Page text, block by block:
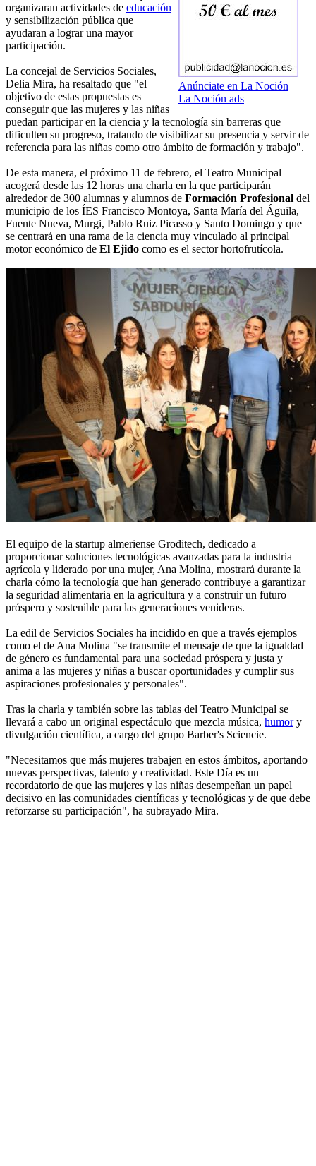
Anúnciate en La Noción
La Noción ads
organizaran actividades de educación
y sensibilización pública que
ayudaran a lograr una mayor
participación.
La concejal de Servicios Sociales,
Delia Mira, ha resaltado que "el
objetivo de estas propuestas es
conseguir que las mujeres y las niñas
puedan participar en la ciencia y la tecnología sin barreras que
dificulten su progreso, tratando de visibilizar su presencia y servir de
referencia para las niñas como otro ámbito de formación y trabajo".
De esta manera, el próximo 11 de febrero, el Teatro Municipal
acogerá desde las 12 horas una charla en la que participarán
alrededor de 300 alumnas y alumnos de Formación Profesional del
municipio de los ÍES Francisco Montoya, Santa María del Águila,
Fuente Nueva, Murgi, Pablo Ruiz Picasso y Santo Domingo y que
se centrará en una rama de la ciencia muy vinculado al principal
motor económico de El Ejido como es el sector hortofrutícola.
El equipo de la startup almeriense Groditech, dedicado a
proporcionar soluciones tecnológicas avanzadas para la industria
agrícola y liderado por una mujer, Ana Molina, mostrará durante la
charla cómo la tecnología que han generado contribuye a garantizar
la seguridad alimentaria en la agricultura y a construir un futuro
próspero y sostenible para las generaciones venideras.
La edil de Servicios Sociales ha incidido en que a través ejemplos
como el de Ana Molina "se transmite el mensaje de que la igualdad
de género es fundamental para una sociedad próspera y justa y
anima a las mujeres y niñas a buscar oportunidades y cumplir sus
aspiraciones profesionales y personales".
Tras la charla y también sobre las tablas del Teatro Municipal se
llevará a cabo un original espectáculo que mezcla música, humory
divulgación científica, a cargo del grupo Barber's Sciencie.
"Necesitamos que más mujeres trabajen en estos ámbitos, aportando
nuevas perspectivas, talento y creatividad. Este Día es un
recordatorio de que las mujeres y las niñas desempeñan un papel
decisivo en las comunidades científicas y tecnológicas y de que debe
reforzarse su participación", ha subrayado Mira.